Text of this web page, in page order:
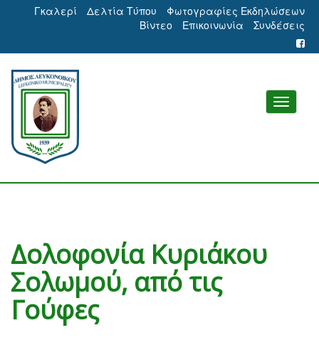
Γκαλερί Δελτία Τύπου
Φωτογραφίες Εκδηλώσεων
Βίντεο
Επικοινωνία Συνδέσεις
Δολοφονία Κυριάκου
Σολωμού, από τις
Γούφες